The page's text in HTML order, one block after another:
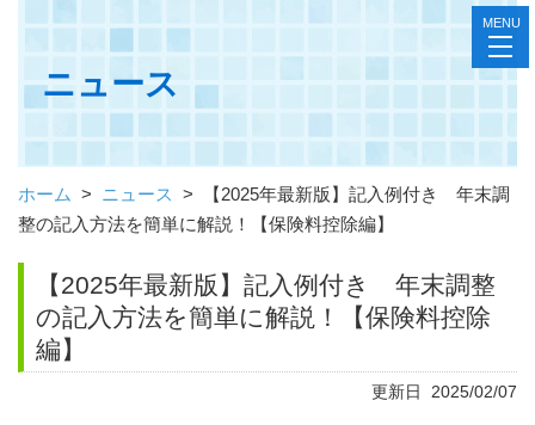
ニュース
ホーム > ニュース >
【2025年最新版】記入例付き 年末調
整の記入方法を簡単に解説！【保険料控除編】
【2025年最新版】記入例付き 年末調整
の記入方法を簡単に解説！【保険料控除
編】
更新日 2025/02/07
MENU